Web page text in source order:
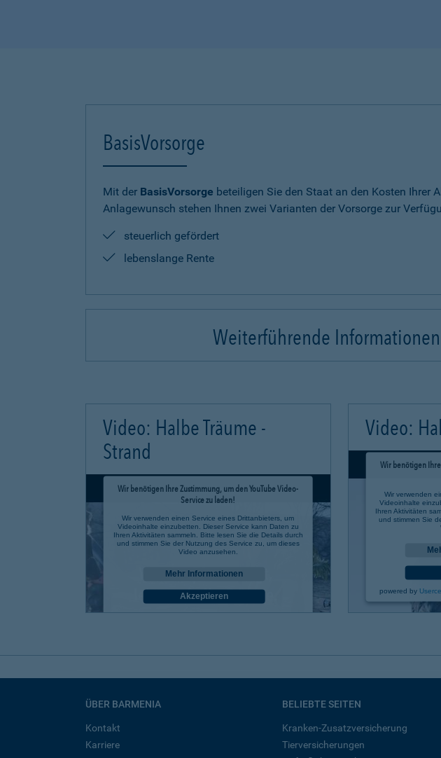
BasisVorsorge
Mit der BasisVorsorge beteiligen Sie den Staat an den Kosten Ihrer
Anlagewunsch stehen Ihnen zwei Varianten der Vorsorge zur
steuerlich gefördert
lebenslange Rente
Weiterführende
Video: Halbe Träume -
Strand
Wir benötigen Ihre Zustimmung, um den YouTube Video-
Service zu laden!
Wir verwenden einen Service eines Drittanbieters, um
Videoinhalte einzubetten. Dieser Service kann Daten zu
Ihren Aktivitäten sammeln. Bitte lesen Sie die Details durch
und stimmen Sie der Nutzung des Service zu, um dieses
Video anzusehen.
Mehr Informationen
Akzeptieren
powered byUsercentrics Consent Management Platform
Video:
Wir benötigen
Wir verwenden
Videoinhalte
Ihren Aktivitäten
und stimmen Sie
powered by
ÜBER BARMENIA
Kontakt
Karriere
BELIEBTE SEITEN
Kranken-Zusatzversicherung
Tierversicherungen